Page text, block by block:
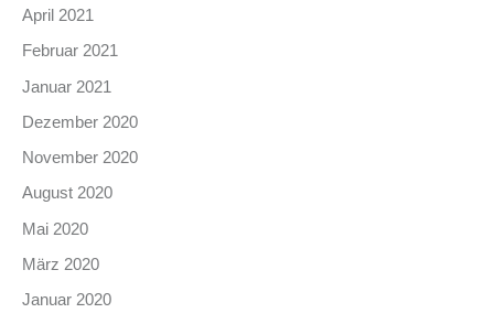
April 2021
Februar 2021
Januar 2021
Dezember 2020
November 2020
August 2020
Mai 2020
März 2020
Januar 2020